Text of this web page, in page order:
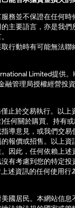
務並不保證在任何時
主要語言，亦是我們
行動時有可能無法聯
Limited提供
融管理局授權經營投
止於交易執行。以上
任何關於購買、持有
導意見，或我們交易
報價或招售。以上資
因此，任何依賴上述
有考慮到您的特定投
述資訊的任何使用行
國居民。本網站信息